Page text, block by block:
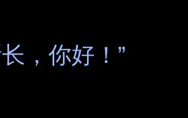
，你好！”